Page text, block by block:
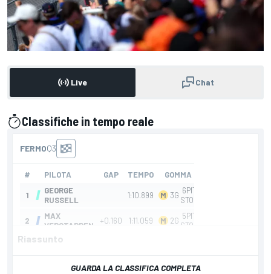
Live Chat
Classifiche in tempo reale
Riassunto
GUARDA LA CLASSIFICA COMPLETA